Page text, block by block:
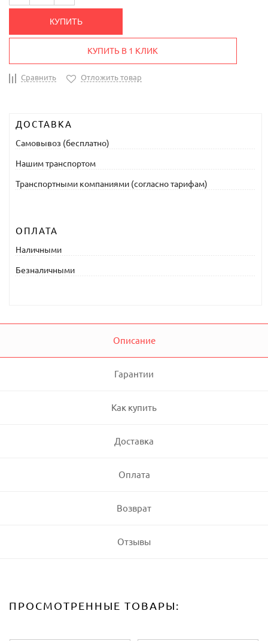
КУПИТЬ
КУПИТЬ В 1 КЛИК
Сравнить Отложить товар
ДОСТАВКА
Самовывоз (бесплатно)
Нашим транспортом
Транспортными компаниями (согласно тарифам)
ОПЛАТА
Наличными
Безналичными
Описание
Гарантии
Как купить
Доставка
Оплата
Возврат
Отзывы
ПРОСМОТРЕННЫЕ ТОВАРЫ: